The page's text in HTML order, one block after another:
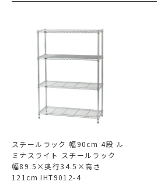
スチールラック 幅90cm 4段 ル
ミナスライト スチールラック
幅89.5×奥行34.5×高さ
121cm IHT9012-4